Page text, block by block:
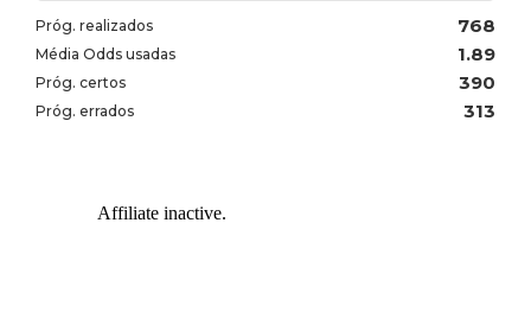
Próg. realizados 768
Média Odds usadas 1.89
Próg. certos 390
Próg. errados 313